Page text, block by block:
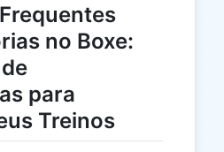
no Boxe:
para
Treinos